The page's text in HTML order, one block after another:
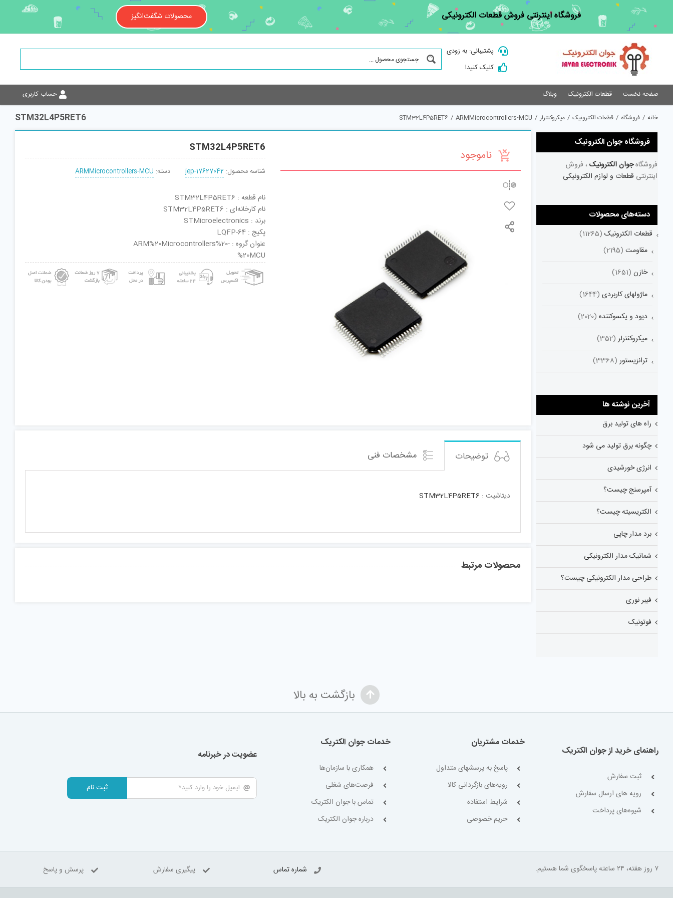
content
فروشگاه اینترنتی فروش قطعات الکترونیکی محصولات شگفت‌انگیز
پشتیبانی: به زودی
کلیک کنید!
صفحه نخست قطعات الکترونیک وبلاگ حساب کاربری
STM32L4P5RET6 خانه / فروشگاه / قطعات الکترونیک / میکروکنترلر /
ARMMicrocontrollers-MCU
/
STM32L4P5RET6
ناموجود STM32L4P5RET6
شناسه محصول: jep-17627042 دسته: ARMMicrocontrollers-MCU
نام قطعه : STM32L4P5RET6
نام کارخانه‌ای : STM32L4P5RET6
برند : STMicroelectronics
پکیج : LQFP-64
عنوان گروه : ARM%20Microcontrollers%20-
%20MCU
توضیحات مشخصات فنی
دیتاشیت : STM32L4P5RET6
محصولات مرتبط
فروشگاه جوان الکترونیک
فروشگاهجوان الکترونیک ، فروش
اینترنتی قطعات و لوازم الکترونیکی
دسته‌های محصولات
قطعات الکترونیک (11265)
مقاومت (2195)
خازن (1651)
ماژولهای کاربردی (1644)
دیود و یکسوکننده (2020)
میکروکنترلر (352)
ترانزیستور (3368)
آخرین نوشته ها
راه های تولید برق
چگونه برق تولید می شود
انرژی خورشیدی
آمپرسنج چیست؟
الکتریسیته چیست؟
برد مدار چاپی
شماتیک مدار الکترونیکی
طراحی مدار الکترونیکی چیست؟
فیبر نوری
فوتونیک
بازگشت به بالا
راهنمای خرید از جوان الکتریک
ثبت سفارش
رویه های ارسال سفارش
شیوه‌های پرداخت
خدمات مشتریان
پاسخ به پرسشهای متداول
رویه‌های بازگردانی کالا
شرایط استفاده
حریم خصوصی
خدمات جوان الکتریک
همکاری با سازمان‌ها
فرصت‌های شغلی
تماس با جوان الکتریک
درباره جوان الکتریک
عضویت در خبرنامه
ثبت نام
۷ روز هفته، ۲۴ ساعته پاسخگوی شما هستیم. شماره تماس پیگیری سفارش پرسش و پاسخ